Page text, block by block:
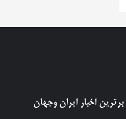
برترین اخبار ایران وجهان